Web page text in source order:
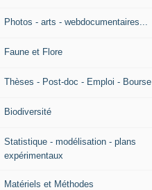
Photos - arts - webdocumentaires...
Faune et Flore
Thèses - Post-doc - Emploi - Bourse
Biodiversité
Statistique - modélisation - plans
expérimentaux
Matériels et Méthodes